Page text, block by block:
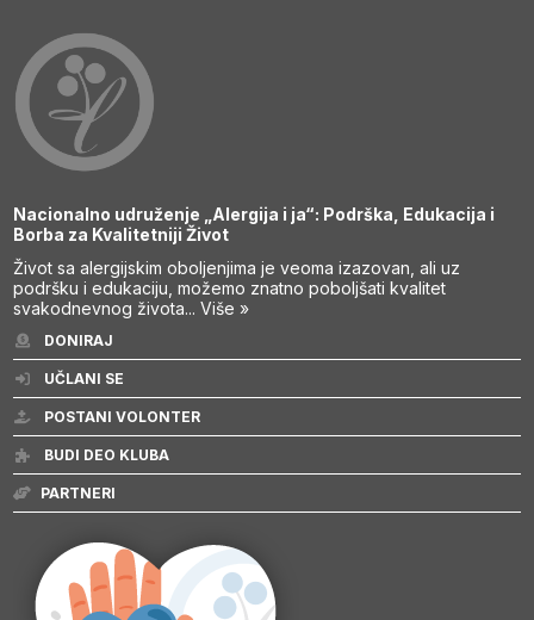
Nacionalno udruženje „Alergija i ja“: Podrška, Edukacija i
Borba za Kvalitetniji Život
Život sa alergijskim oboljenjima je veoma izazovan, ali uz
podršku i edukaciju, možemo znatno poboljšati kvalitet
svakodnevnog života...Više »
DONIRAJ
UČLANI SE
POSTANI VOLONTER
BUDI DEO KLUBA
PARTNERI